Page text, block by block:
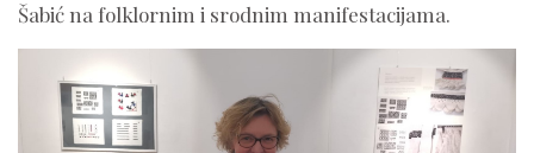
Šabić na folklornim i srodnim manifestacijama.